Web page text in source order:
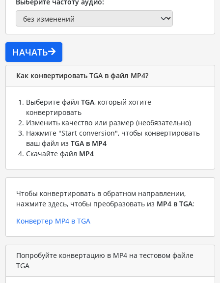
Выберите частоту аудио:
НАЧАТЬ
Как конвертировать TGA в файл MP4?
Выберите файл TGA, который хотите
конвертировать
Изменить качество или размер (необязательно)
Нажмите "Start conversion", чтобы конвертировать
ваш файл из TGA в MP4
Скачайте файл MP4
Чтобы конвертировать в обратном направлении,
нажмите здесь, чтобы преобразовать из MP4 в TGA:
Конвертер MP4 в TGA
Попробуйте конвертацию в MP4 на тестовом файле
TGA